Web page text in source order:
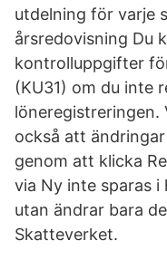
utdelning för varje
årsredovisning Du
kontrolluppgifter
(KU31) om du inte
löneregistreringen.
också att
genom att klicka
via Ny inte sparas
utan ändrar bara
Skatteverket.